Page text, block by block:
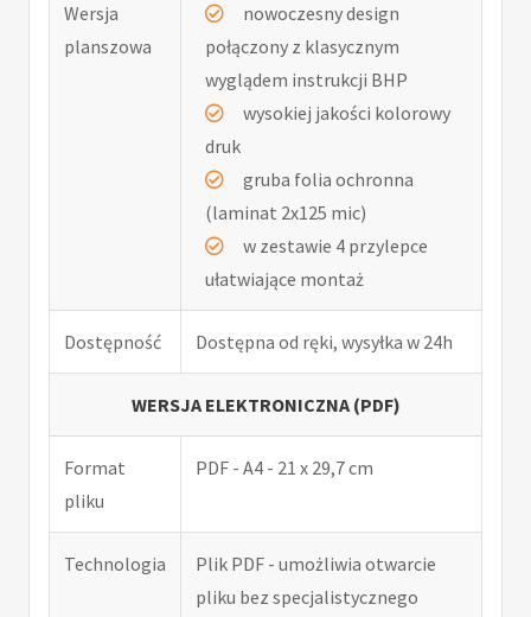
Wersja
planszowa
nowoczesny design
połączony z klasycznym
wyglądem instrukcji BHP
wysokiej jakości kolorowy
druk
gruba folia ochronna
(laminat 2x125 mic)
w zestawie 4 przylepce
ułatwiające montaż
Dostępność Dostępna od ręki, wysyłka w 24h
WERSJA ELEKTRONICZNA (PDF)
Format
pliku
PDF - A4 - 21 x 29,7 cm
Technologia
Plik PDF - umożliwia otwarcie
pliku bez specjalistycznego